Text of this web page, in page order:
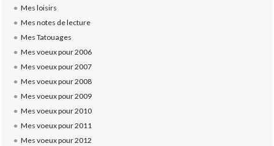
Mes loisirs
Mes notes de lecture
Mes Tatouages
Mes voeux pour 2006
Mes voeux pour 2007
Mes voeux pour 2008
Mes voeux pour 2009
Mes voeux pour 2010
Mes voeux pour 2011
Mes voeux pour 2012